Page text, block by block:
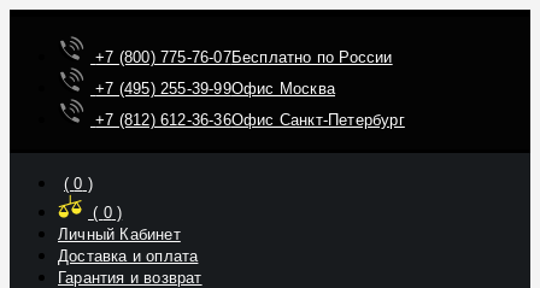
+7 (800) 775-76-07Бесплатно по России
+7 (495) 255-39-99Офис Москва
+7 (812) 612-36-36Офис Санкт-Петербург
(0 )
( 0)
Личный Кабинет
Доставка и оплата
Гарантия и возврат